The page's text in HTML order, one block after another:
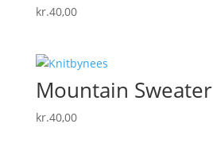
kr.40,00
Mountain Sweater
kr.40,00